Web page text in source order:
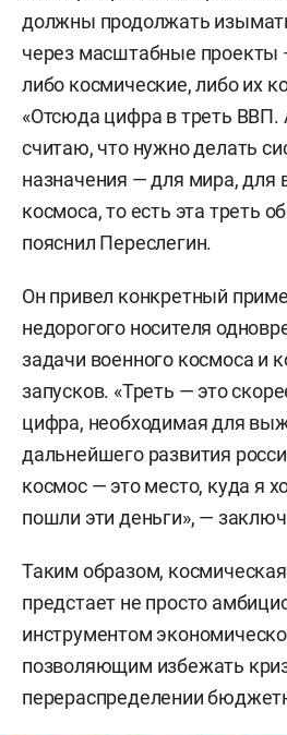
должны продолжать
через масштабные проекты
либо космические, либо их
«Отсюда цифра в треть ВВП.
считаю, что нужно делать
назначения — для мира, для
космоса, то есть эта треть
пояснил Переслегин.
Он привел конкретный
недорогого носителя
задачи военного космоса и
запусков. «Треть — это
цифра, необходимая для
дальнейшего развития
космос — это место, куда я
пошли эти деньги», —
Таким образом,
предстает не просто
инструментом
позволяющим избежать
перераспределении